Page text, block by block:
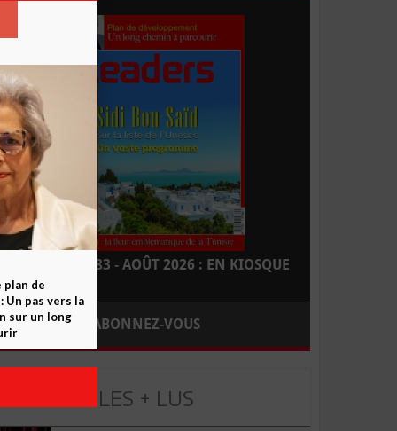
LEADERS N° 183 - AOÛT 2026 : EN KIOSQUE
ABONNEZ-VOUS
LES + LUS
plan de
Un pas vers la
sur un long